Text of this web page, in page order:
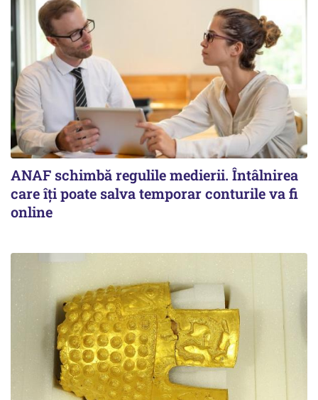
ANAF schimbă regulile medierii. Întâlnirea
care îți poate salva temporar conturile va fi
online